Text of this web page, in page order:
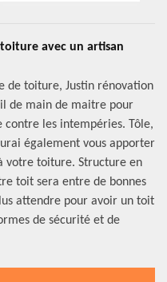
avec un artisan
de toiture, Justin rénovation
de main de maitre pour
les intempéries. Tôle,
également vous apporter
votre toiture. Structure en
toit sera entre de bonnes
attendre pour avoir un toit
de sécurité et de